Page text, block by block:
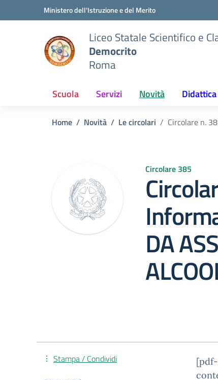
Vai ai contenuti
Vai al menu di navigazioneMinistero dell'Istruzione e del Merito
Liceo Statale Scientifico e
Democrito
Roma
Scuola Servizi Novità Didattica
Home Novità Le circolari Circolare n.
Circolare 385
DA
Stampa / Condividi